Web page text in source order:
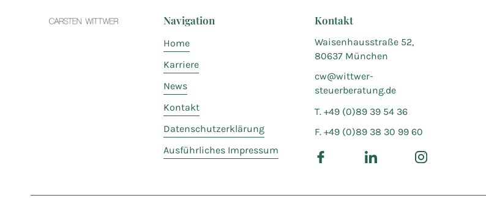
Navigation
Home
Karriere
News
Kontakt
Datenschutzerklärung
Ausführliches Impressum
Kontakt
Waisenhausstraße 52,
80637 München
cw@wittwer-
steuerberatung.de
T. +49 (0)89 39 54 36
F. +49 (0)89 38 30 99 60